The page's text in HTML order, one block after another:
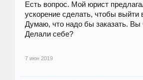
Есть вопрос. Мой юрист
ускорение сделать, чтобы выйти
Думаю, что надо бы заказать. Вы
Делали себе?
7 июн 2019